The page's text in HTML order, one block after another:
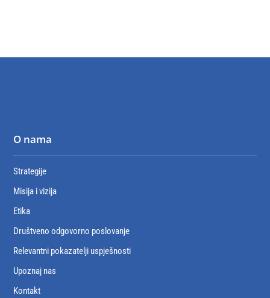
O nama
Strategije
Misija i vizija
Etika
Društveno odgovorno poslovanje
Relevantni pokazatelji uspješnosti
Upoznaj nas
Kontakt